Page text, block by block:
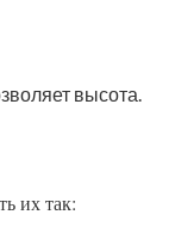
высота.
их так: